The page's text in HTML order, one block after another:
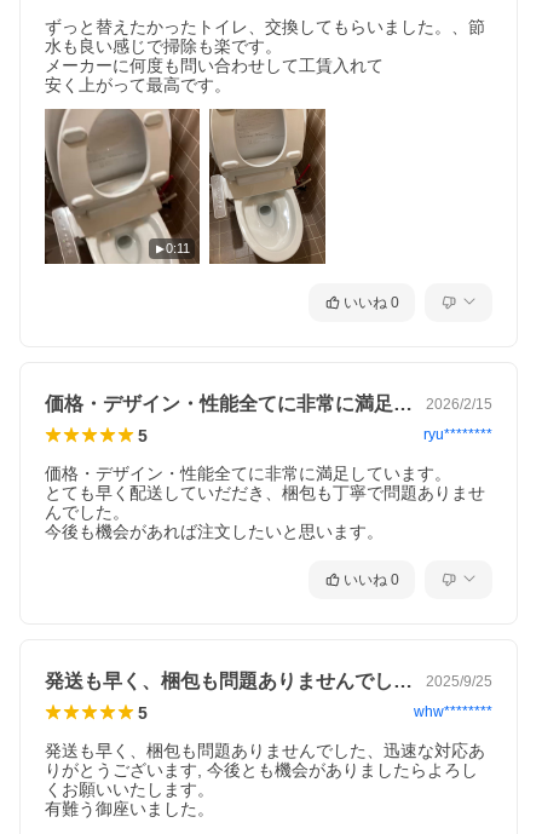
ずっと替えたかったトイレ、交換してもらいました。、節
水も良い感じで掃除も楽です。
メーカーに何度も問い合わせして工賃入れて
安く上がって最高です。
0:11
いいね 0
価格・デザイン・性能全てに非常に満足し… 2026/2/15
5 ryu********
価格・デザイン・性能全てに非常に満足しています。
とても早く配送していだだき、梱包も丁寧で問題ありませ
んでした。
今後も機会があれば注文したいと思います。
いいね 0
発送も早く、梱包も問題ありませんでした… 2025/9/25
5 whw********
発送も早く、梱包も問題ありませんでした、迅速な対応あ
りがとうございます, 今後とも機会がありましたらよろし
くお願いいたします。
有難う御座いました。